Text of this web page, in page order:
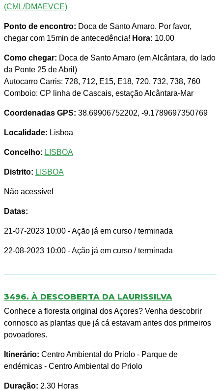
(CML/DMAEVCE)
Ponto de encontro: Doca de Santo Amaro. Por favor,
chegar com 15min de antecedência! Hora: 10.00
Como chegar: Doca de Santo Amaro (em Alcântara, do lado
da Ponte 25 de Abril)
Autocarro Carris: 728, 712, E15, E18, 720, 732, 738, 760
Comboio: CP linha de Cascais, estação Alcântara-Mar
Coordenadas GPS: 38.69906752202, -9.1789697350769
Localidade: Lisboa
Concelho: LISBOA
Distrito: LISBOA
Não acessível
Datas:
21-07-2023 10:00 - Ação já em curso / terminada
22-08-2023 10:00 - Ação já em curso / terminada
3496. À DESCOBERTA DA LAURISSILVA
Conhece a floresta original dos Açores? Venha descobrir
connosco as plantas que já cá estavam antes dos primeiros
povoadores.
Itinerário: Centro Ambiental do Priolo - Parque de
endémicas - Centro Ambiental do Priolo
Duração: 2.30 Horas